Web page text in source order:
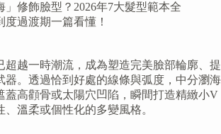
」修飾臉型？2026年7大髮型範本全
過渡期一篇看懂！
超越一時潮流，成為塑造完美臉部輪廓、提
器。透過恰到好處的線條與弧度，中分瀏海
蓋高顴骨或太陽穴凹陷，瞬間打造精緻小V
溫柔或個性化的多變風格。